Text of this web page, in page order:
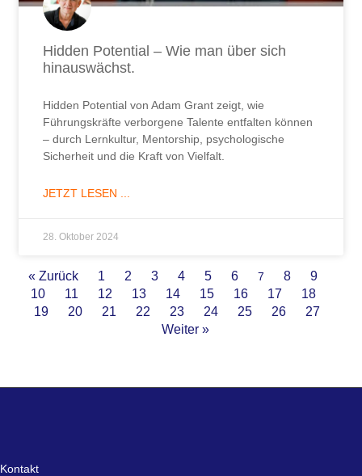
Hidden Potential – Wie man über sich
hinauswächst.
Hidden Potential von Adam Grant zeigt, wie
Führungskräfte verborgene Talente entfalten können
– durch Lernkultur, Mentorship, psychologische
Sicherheit und die Kraft von Vielfalt.
JETZT LESEN ...
28. Oktober 2024
« Zurück 1 2 3 4 5 6 7 8
9
10
11 12 13 14 15 16 17
18
19
20 21 22 23 24 25 26
27
Weiter »
Kontakt